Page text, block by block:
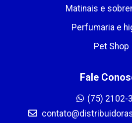
Matinais e
Perfumaria e
Pet Shop
Fale
(75) 2102-